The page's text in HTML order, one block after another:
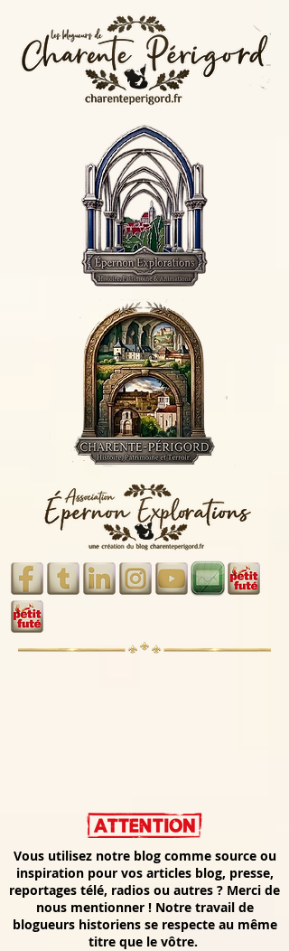
Vous utilisez notre blog comme source ou
inspiration pour vos articles blog, presse,
reportages télé, radios ou autres ? Merci de
nous mentionner ! Notre travail de
blogueurs historiens se respecte au même
titre que le vôtre.